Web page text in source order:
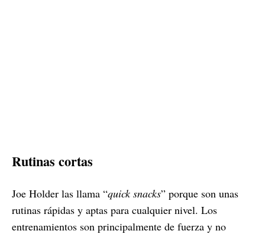
Rutinas cortas
Joe Holder las llama “quick snacks” porque son unas
rutinas rápidas y aptas para cualquier nivel. Los
entrenamientos son principalmente de fuerza y no